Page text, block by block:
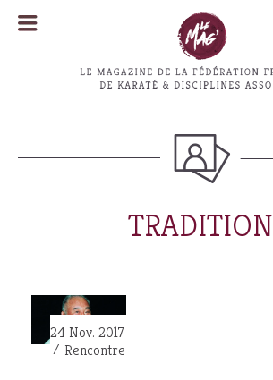
TRADITION
24 Nov. 2017
Rencontre